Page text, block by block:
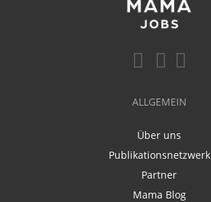
ALLGEMEIN
Über uns
Publikationsnetzwerk
Partner
Mama Blog